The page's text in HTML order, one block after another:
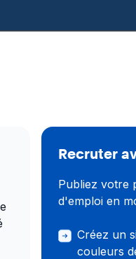
Recruter
Publiez votre
d'emploi en
Créez un
couleurs